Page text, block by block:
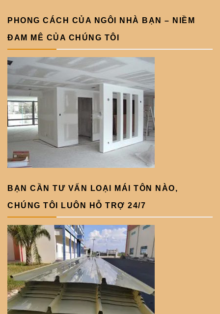
PHONG CÁCH CỦA NGÔI NHÀ BẠN – NIỀM
ĐAM MÊ CỦA CHÚNG TÔI
BẠN CẦN TƯ VẤN LOẠI MÁI TÔN NÀO,
CHÚNG TÔI LUÔN HỖ TRỢ 24/7